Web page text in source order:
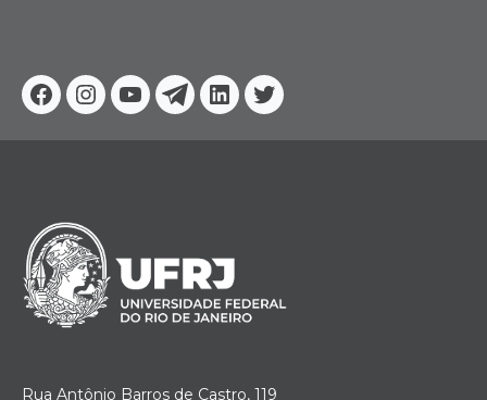
Facebook
Instagram
YoutubeTelegram
Linkedin
Twitter
Rua Antônio Barros de Castro, 119